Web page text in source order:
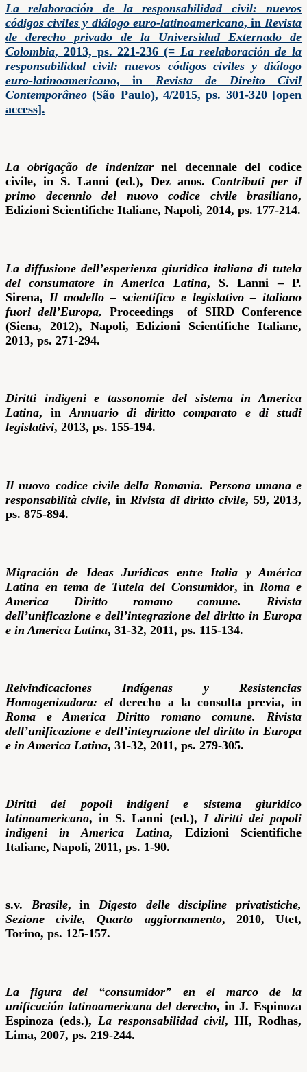
La relaboración de la responsabilidad civil: nuevos
códigos civiles y diálogo euro-latinoamericano, in Revista
de derecho privado de la Universidad Externado de
Colombia, 2013, ps. 221-236 (= La reelaboración de la
responsabilidad civil: nuevos códigos civiles y diálogo
euro-latinoamericano, in Revista de Direito Civil
Contemporâneo (São Paulo), 4/2015, ps. 301-320 [open
access].
La obrigação de indenizarnel decennale del codice
civile, in S. Lanni (ed.), Dez anos. Contributi per il
primo decennio del nuovo codice civile brasiliano,
Edizioni Scientifiche Italiane, Napoli, 2014, ps. 177-214.
La diffusione dell’esperienza giuridica italiana di tutela
del consumatore in America Latina, S. Lanni – P.
Sirena, Il modello – scientifico e legislativo – italiano
fuori dell’Europa, Proceedings of SIRD Conference
(Siena, 2012), Napoli, Edizioni Scientifiche Italiane,
2013, ps. 271-294.
Diritti indigeni e tassonomie del sistema in America
Latina, inAnnuario di diritto comparato e di studi
legislativi, 2013, ps. 155-194.
Il nuovo codice civile della Romania. Persona umana e
responsabilità civile, inRivista di diritto civile, 59, 2013,
ps. 875-894.
Migración de Ideas Jurídicas entre Italia y América
Latina en tema de Tutela del Consumidor, in Roma e
America Diritto romano comune. Rivista
dell’unificazione e dell’integrazione del diritto in Europa
e in America Latina, 31-32, 2011, ps. 115-134.
Reivindicaciones Indígenas y Resistencias
Homogenizadora: elderecho a la consulta previa, in
Roma e America Diritto romano comune. Rivista
dell’unificazione e dell’integrazione del diritto in Europa
e in America Latina, 31-32, 2011, ps. 279-305.
Diritti dei popoli indigeni e sistema giuridico
latinoamericano, in S. Lanni (ed.), I diritti dei popoli
indigeni in America Latina, Edizioni Scientifiche
Italiane, Napoli, 2011, ps. 1-90.
s.v. Brasile, inDigesto delle discipline privatistiche,
Sezione civile, Quarto aggiornamento, 2010, Utet,
Torino, ps. 125-157.
La figura del “consumidor” en el marco de la
unificación latinoamericana del derecho, in J. Espinoza
Espinoza (eds.), La responsabilidad civil, III, Rodhas,
Lima, 2007, ps. 219-244.